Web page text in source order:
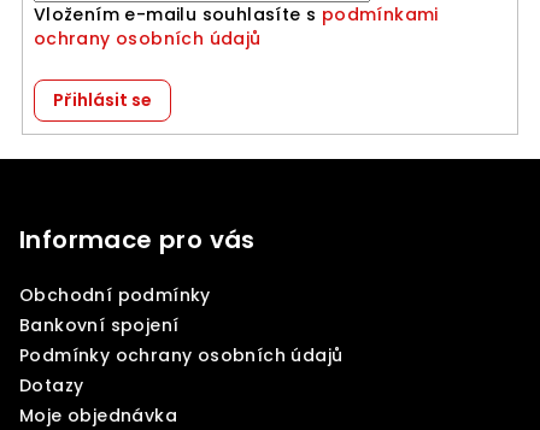
Vložením e-mailu souhlasíte s podmínkami
ochrany osobních údajů
Přihlásit se
Informace pro vás
Obchodní podmínky
Bankovní spojení
Podmínky ochrany osobních údajů
Dotazy
Moje objednávka